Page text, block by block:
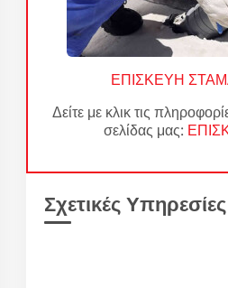
ΕΠΙΣΚΕΥΗ
Δείτε με κλικ τις
σελίδας μας:
Σχετικές Υπηρεσίες